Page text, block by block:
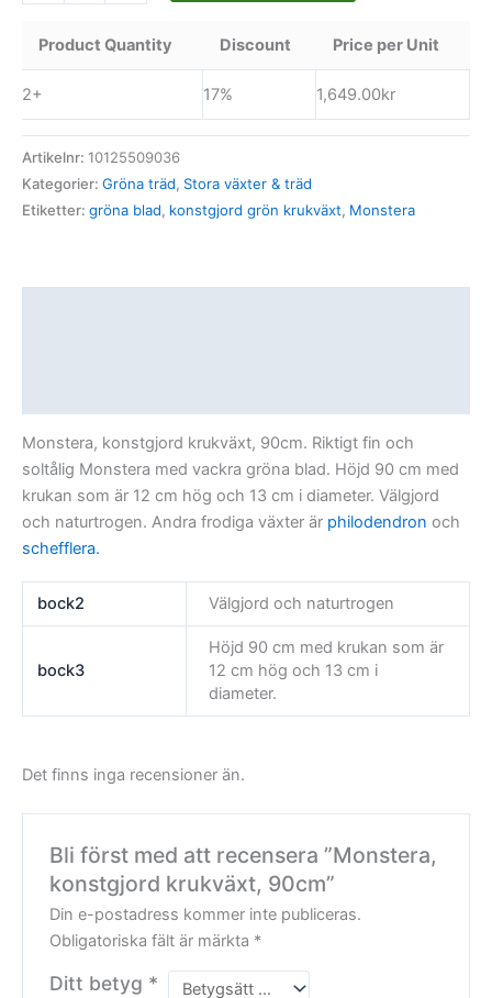
Product Quantity Discount Price per Unit
2+ 17% 1,649.00kr
Artikelnr: 10125509036
Kategorier: Gröna träd, Stora växter & träd
Etiketter: gröna blad, konstgjord grön krukväxt, Monstera
Monstera, konstgjord krukväxt, 90cm. Riktigt fin och
soltålig Monstera med vackra gröna blad. Höjd 90 cm med
krukan som är 12 cm hög och 13 cm i diameter. Välgjord
och naturtrogen. Andra frodiga växter är philodendron och
schefflera.
bock2 Välgjord och naturtrogen
bock3
Höjd 90 cm med krukan som är
12 cm hög och 13 cm i
diameter.
Det finns inga recensioner än.
Bli först med att recensera ”Monstera,
konstgjord krukväxt, 90cm”
Din e-postadress kommer inte publiceras.
Obligatoriska fält är märkta *
Ditt betyg *